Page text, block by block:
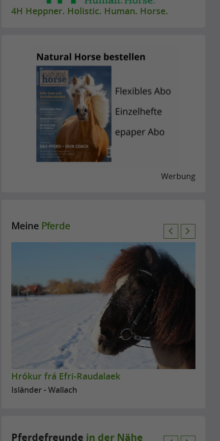
4H Heppner. Holistic. Human. Horse.
Werbung
Meine Pferde
Hrókur frá Efri-Raudalaek
Isländer - Wallach
e
u
s
t
Pferdefreunde in der Nähe